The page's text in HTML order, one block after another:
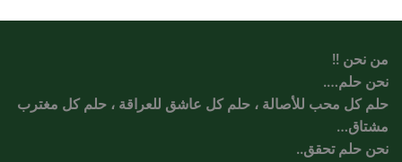
من نحن !!
نحن حلم….
حلم كل محب للأصالة ، حلم كل عاشق للعراقة ، حلم كل مغترب
مشتاق…
نحن حلم تحقق..